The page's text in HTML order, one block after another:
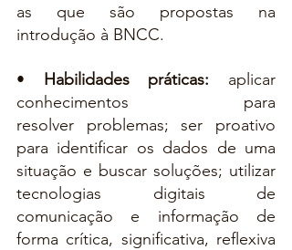
as que são propostas na
introdução à BNCC.
• Habilidades práticas: aplicar
conhecimentos para
resolver problemas; ser proativo
para identificar os dados de uma
situação e buscar soluções; utilizar
tecnologias digitais de
comunicação e informação de
forma crítica, significativa, reflexiva